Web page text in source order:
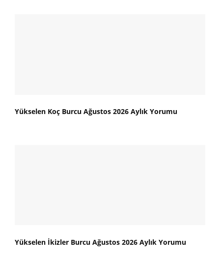
Yükselen Koç Burcu Ağustos 2026 Aylık Yorumu
Yükselen İkizler Burcu Ağustos 2026 Aylık Yorumu